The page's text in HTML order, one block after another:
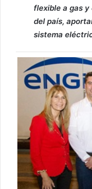
flexible a gas
del país,
sistema